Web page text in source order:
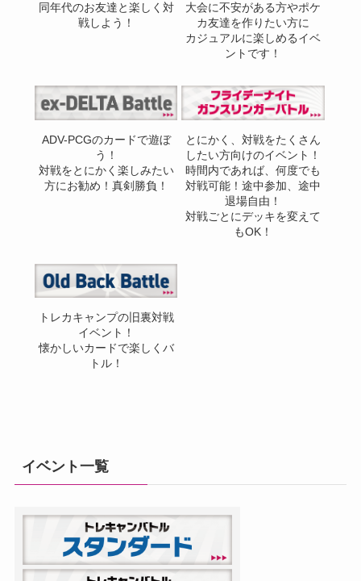
同年代のお友達と楽しく対
戦しよう！
大会に不安がある方やポケ
カ友達を作りたい方に
カジュアルに楽しめるイベ
ントです！
ADV-PCGのカードで遊ぼ
う！
対戦をとにかく楽しみたい
方にお勧め！真剣勝負！
とにかく、対戦をたくさん
したい方向けのイベント！
時間内であれば、何度でも
対戦可能！途中参加、途中
退場自由！
対戦ごとにデッキを変えて
もOK！
トレカキャンプの旧裏対戦
イベント！
懐かしいカードで楽しくバ
トル！
イベント一覧